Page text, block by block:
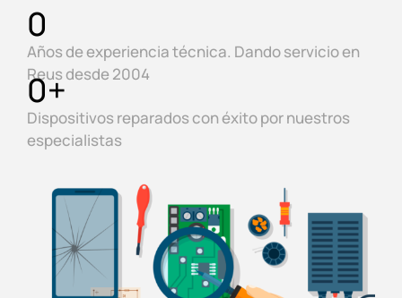
Años de experiencia técnica. Dando servicio en
Reus desde 2004
0
Dispositivos reparados con éxito por nuestros
especialistas
0+